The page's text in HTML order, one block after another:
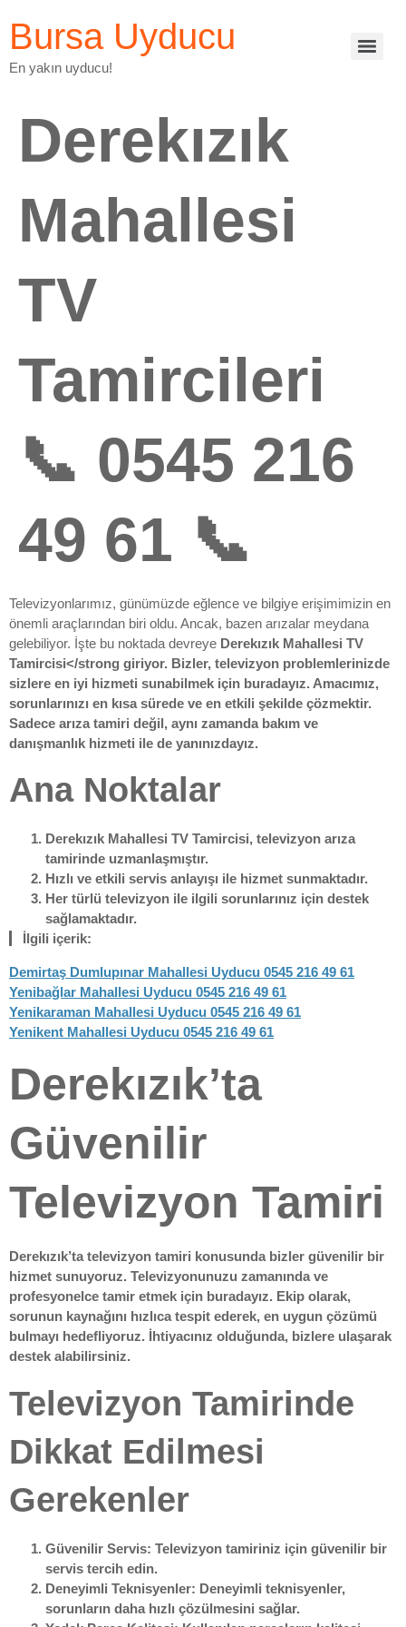
Bursa Uyducu
En yakın uyducu!
Derekızık
Mahallesi
TV
Tamircileri
📞 0545 216
49 61 📞
Televizyonlarımız, günümüzde eğlence ve bilgiye erişimimizin en
önemli araçlarından biri oldu. Ancak, bazen arızalar meydana
gelebiliyor. İşte bu noktada devreye Derekızık Mahallesi TV
Tamircisi</strong giriyor. Bizler, televizyon problemlerinizde
sizlere en iyi hizmeti sunabilmek için buradayız. Amacımız,
sorunlarınızı en kısa sürede ve en etkili şekilde çözmektir.
Sadece arıza tamiri değil, aynı zamanda bakım ve
danışmanlık hizmeti ile de yanınızdayız.
Ana Noktalar
Derekızık Mahallesi TV Tamircisi, televizyon arıza
tamirinde uzmanlaşmıştır.
Hızlı ve etkili servis anlayışı ile hizmet sunmaktadır.
Her türlü televizyon ile ilgili sorunlarınız için destek
sağlamaktadır.
İlgili içerik:
Demirtaş Dumlupınar Mahallesi Uyducu 0545 216 49 61
Yenibağlar Mahallesi Uyducu 0545 216 49 61
Yenikaraman Mahallesi Uyducu 0545 216 49 61
Yenikent Mahallesi Uyducu 0545 216 49 61
Derekızık’ta
Güvenilir
Televizyon Tamiri
Derekızık’ta televizyon tamiri konusunda bizler güvenilir bir
hizmet sunuyoruz. Televizyonunuzu zamanında ve
profesyonelce tamir etmek için buradayız. Ekip olarak,
sorunun kaynağını hızlıca tespit ederek, en uygun çözümü
bulmayı hedefliyoruz. İhtiyacınız olduğunda, bizlere ulaşarak
destek alabilirsiniz.
Televizyon Tamirinde
Dikkat Edilmesi
Gerekenler
Güvenilir Servis: Televizyon tamiriniz için güvenilir bir
servis tercih edin.
Deneyimli Teknisyenler: Deneyimli teknisyenler,
sorunların daha hızlı çözülmesini sağlar.